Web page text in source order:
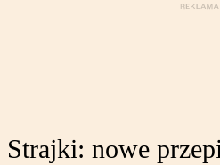
Strajki: nowe